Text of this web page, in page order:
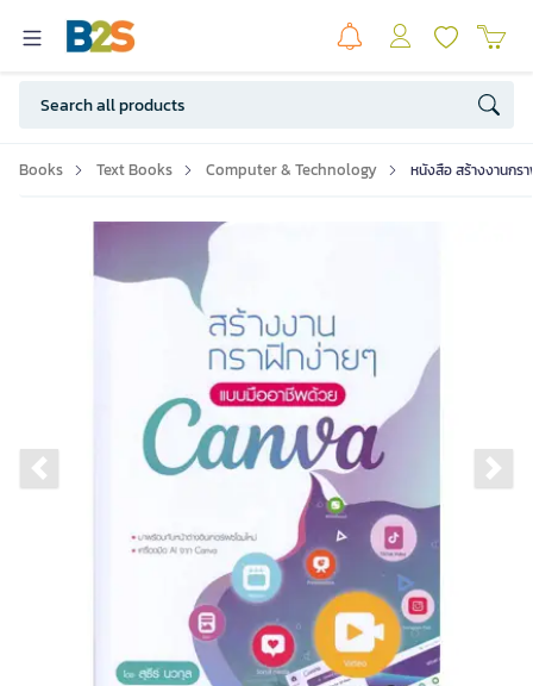
Books Text Books Computer & Technology หนังสือ สร้างงานกร
Previous slide